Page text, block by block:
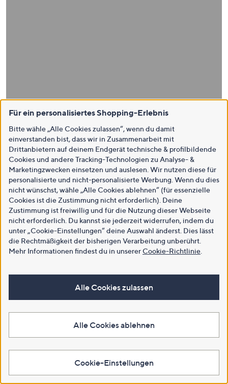
Für ein personalisiertes Shopping-Erlebnis
Bitte wähle „Alle Cookies zulassen“, wenn du damit
einverstanden bist, dass wir in Zusammenarbeit mit
Drittanbietern auf deinem Endgerät technische & profilbildende
Cookies und andere Tracking-Technologien zu Analyse- &
Marketingzwecken einsetzen und auslesen. Wir nutzen diese für
personalisierte und nicht-personalisierte Werbung. Wenn du dies
nicht wünschst, wähle „Alle Cookies ablehnen“ (für essenzielle
Cookies ist die Zustimmung nicht erforderlich). Deine
Zustimmung ist freiwillig und für die Nutzung dieser Webseite
nicht erforderlich. Du kannst sie jederzeit widerrufen, indem du
unter „Cookie-Einstellungen“ deine Auswahl änderst. Dies lässt
die Rechtmäßigkeit der bisherigen Verarbeitung unberührt.
Mehr Informationen findest du in unsererCookie-Richtlinie
Alle Cookies zulassen
Alle Cookies ablehnen
Cookie-Einstellungen